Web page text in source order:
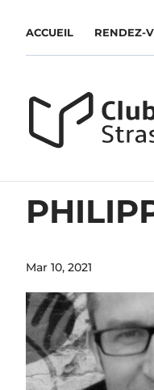
ACCUEIL RENDEZ-
Mar 10, 2021